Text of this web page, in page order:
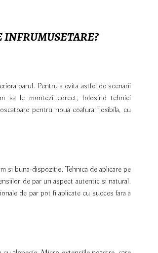
parul. Pentru a evita astfel de scenarii
sa le montezi corect, folosind tehnici
pentru noua coafura flexibila, cu
si buna-dispozitie. Tehnica de aplicare pe
de par un aspect autentic si natural.
de par pot fi aplicate cu succes fara a